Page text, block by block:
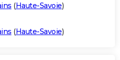
(Haute-Savoie)
(Haute-Savoie)